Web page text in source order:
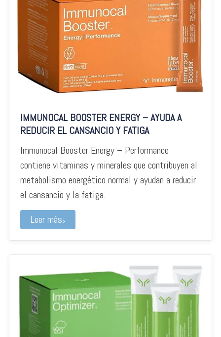
IMMUNOCAL BOOSTER ENERGY – AYUDA A
REDUCIR EL CANSANCIO Y FATIGA
Immunocal Booster Energy – Performance
contiene vitaminas y minerales que contribuyen al
metabolismo energético normal y ayudan a reducir
el cansancio y la fatiga.
Leer más